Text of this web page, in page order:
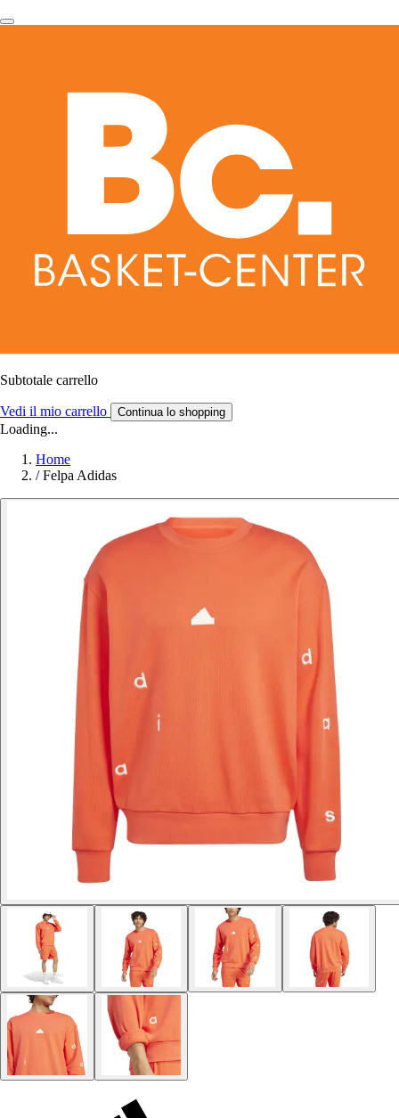
Subtotale carrello
Vedi il mio carrello Continua lo shopping
Loading...
Home
/ Felpa Adidas